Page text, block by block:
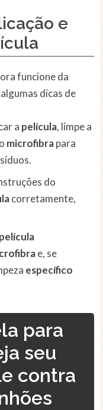
e
funcione da
dicas de
a película, limpe a
microfibrapara
do
corretamente,
película
e, se
específico
para
seu
contra